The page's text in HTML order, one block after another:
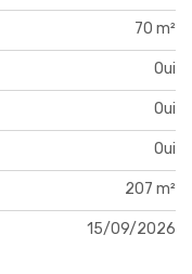
70 m²
Oui
Oui
Oui
207 m²
15/09/2026